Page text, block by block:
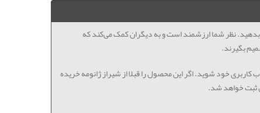
بدهید. نظر شما ارزشمند است و به دیگران کمک می‌کند که
بگیرند.
کاربری خود شوید. اگر این محصول را قبلا از شیراز ژانومه خریده
ثبت خواهد شد.